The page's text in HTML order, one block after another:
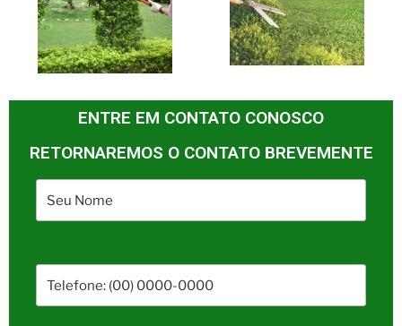
ENTRE EM CONTATO CONOSCO
RETORNAREMOS O CONTATO BREVEMENTE